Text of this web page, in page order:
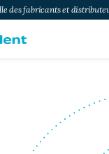
des fabricants et